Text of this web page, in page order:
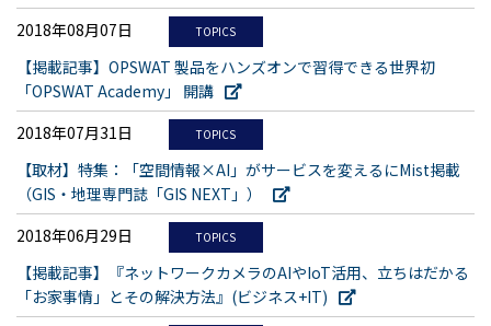
2018年08月07日
TOPICS
【掲載記事】OPSWAT 製品をハンズオンで習得できる世界初
「OPSWAT Academy」 開講
2018年07月31日
TOPICS
【取材】特集：「空間情報×AI」がサービスを変えるにMist掲載
（GIS・地理専門誌「GIS NEXT」）
2018年06月29日
TOPICS
【掲載記事】『ネットワークカメラのAIやIoT活用、立ちはだかる
「お家事情」とその解決方法』(ビジネス+IT)